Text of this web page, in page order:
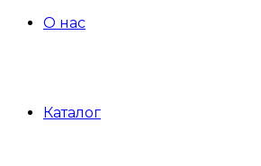
О нас
Каталог